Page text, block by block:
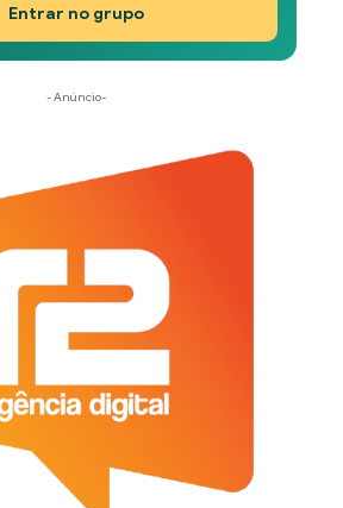
Entrar no grupo
- Anúncio-